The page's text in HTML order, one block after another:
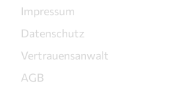
Impressum
Datenschutz
Vertrauensanwalt
AGB